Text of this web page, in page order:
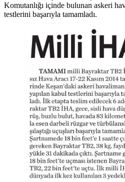
Komutanlığı içinde bulunan askeri
testlerini başarıyla tamamladı.